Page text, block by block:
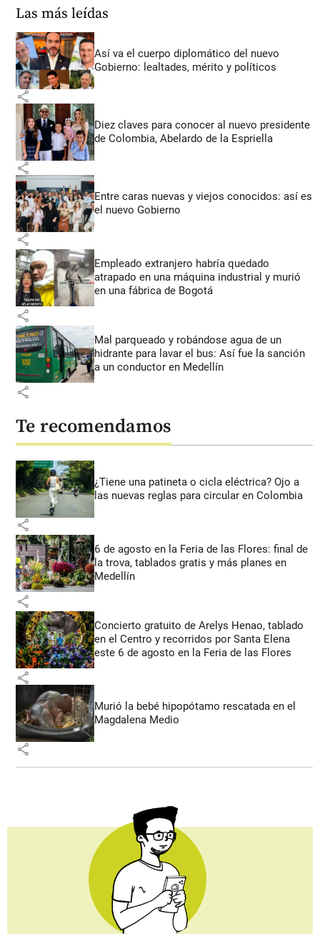
Las más leídas
Así va el cuerpo diplomático del nuevo
Gobierno: lealtades, mérito y políticos
share
Diez claves para conocer al nuevo presidente
de Colombia, Abelardo de la Espriella
share
Entre caras nuevas y viejos conocidos: así es
el nuevo Gobierno
share
Empleado extranjero habría quedado
atrapado en una máquina industrial y murió
en una fábrica de Bogotá
share
Mal parqueado y robándose agua de un
hidrante para lavar el bus: Así fue la sanción
a un conductor en Medellín
share
Te recomendamos
¿Tiene una patineta o cicla eléctrica? Ojo a
las nuevas reglas para circular en Colombia
share
6 de agosto en la Feria de las Flores: final de
la trova, tablados gratis y más planes en
Medellín
share
Concierto gratuito de Arelys Henao, tablado
en el Centro y recorridos por Santa Elena
este 6 de agosto en la Feria de las Flores
share
Murió la bebé hipopótamo rescatada en el
Magdalena Medio
share